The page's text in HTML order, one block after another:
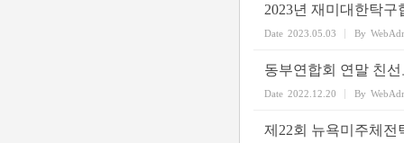
2023년 재미대한탁
Date 2023.05.03 By
동부연합회 연말 친
Date 2022.12.20 By
제22회 뉴욕미주체